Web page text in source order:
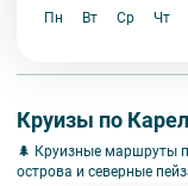
Пн
Вт Ср Чт
Круизы по
🌲 Круизные маршруты
острова и северные